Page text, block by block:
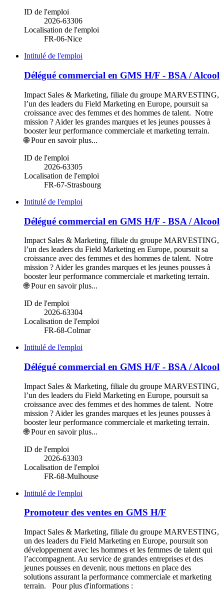
ID de l'emploi
2026-63306
Localisation de l'emploi
FR-06-Nice
Intitulé de l'emploi
Délégué commercial en GMS H/F - BSA / Alcool
Impact Sales & Marketing, filiale du groupe MARVESTING,
l’un des leaders du Field Marketing en Europe, poursuit sa
croissance avec des femmes et des hommes de talent. Notre
mission ? Aider les grandes marques et les jeunes pousses à
booster leur performance commerciale et marketing terrain.
🌐 Pour en savoir plus...
ID de l'emploi
2026-63305
Localisation de l'emploi
FR-67-Strasbourg
Intitulé de l'emploi
Délégué commercial en GMS H/F - BSA / Alcool
Impact Sales & Marketing, filiale du groupe MARVESTING,
l’un des leaders du Field Marketing en Europe, poursuit sa
croissance avec des femmes et des hommes de talent. Notre
mission ? Aider les grandes marques et les jeunes pousses à
booster leur performance commerciale et marketing terrain.
🌐 Pour en savoir plus...
ID de l'emploi
2026-63304
Localisation de l'emploi
FR-68-Colmar
Intitulé de l'emploi
Délégué commercial en GMS H/F - BSA / Alcool
Impact Sales & Marketing, filiale du groupe MARVESTING,
l’un des leaders du Field Marketing en Europe, poursuit sa
croissance avec des femmes et des hommes de talent. Notre
mission ? Aider les grandes marques et les jeunes pousses à
booster leur performance commerciale et marketing terrain.
🌐 Pour en savoir plus...
ID de l'emploi
2026-63303
Localisation de l'emploi
FR-68-Mulhouse
Intitulé de l'emploi
Promoteur des ventes en GMS H/F
Impact Sales & Marketing, filiale du groupe MARVESTING,
un des leaders du Field Marketing en Europe, poursuit son
développement avec les hommes et les femmes de talent qui
l’accompagnent. Au service de grandes entreprises et des
jeunes pousses en devenir, nous mettons en place des
solutions assurant la performance commerciale et marketing
terrain. Pour plus d'informations :